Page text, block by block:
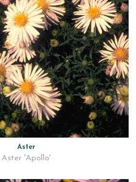
Aster
Aster 'Apollo'